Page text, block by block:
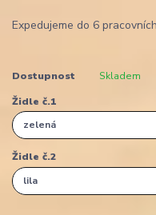
Expedujeme do 6
Dostupnost Skladem
Židle č.1
Židle č.2